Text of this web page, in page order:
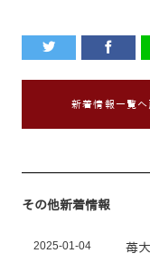
新着情報一覧へ
その他新着情報
2025-01-04 苺